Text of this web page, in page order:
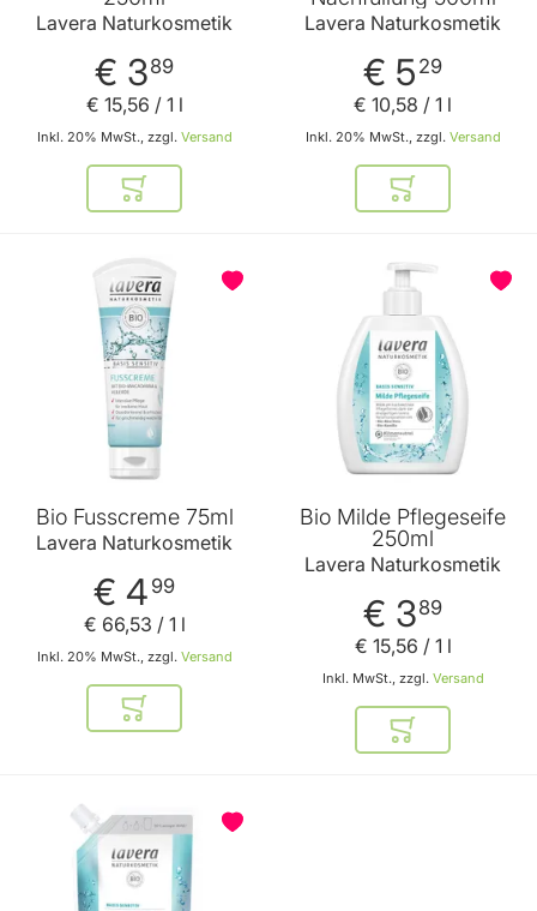
Lavera Naturkosmetik
€ 389
Inkl. 20% MwSt., zzgl. Versand
€ 15,56 / 1 l
In den Warenkorb
Lavera Naturkosmetik
€ 5 29
Inkl. 20% MwSt., zzgl. Versand
€ 10,58 / 1 l
In den
Bio Fusscreme 75ml
Lavera Naturkosmetik
€ 4 99
Inkl. 20% MwSt., zzgl. Versand
€ 66,53 / 1 l
In den Warenkorb
Bio Milde Pflegeseife
250ml
Lavera Naturkosmetik
€ 389
Inkl. MwSt., zzgl. Versand
€ 15,56 / 1 l
In den